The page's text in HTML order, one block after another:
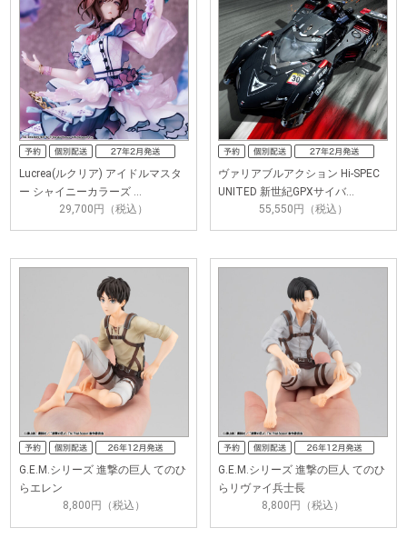
Lucrea(ルクリア) アイドルマスタ
ー シャイニーカラーズ …
29,700円（税込）
ヴァリアブルアクション Hi-SPEC
UNITED 新世紀GPXサイバ…
55,550円（税込）
G.E.M.シリーズ 進撃の巨人 てのひ
らエレン
8,800円（税込）
G.E.M.シリーズ 進撃の巨人 てのひ
らリヴァイ兵士長
8,800円（税込）